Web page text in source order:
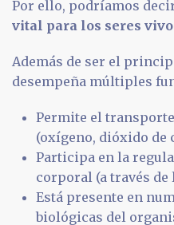
Por ello, podríamos
vital para los seres
Además de ser el
desempeña múltiples
Permite el
(oxígeno, dióxido de
Participa en la
corporal (a través
Está presente en
biológicas del